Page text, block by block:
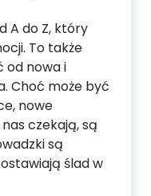
A do Z, który
To także
od nowa i
Choć może być
nowe
czekają, są
są
ślad w